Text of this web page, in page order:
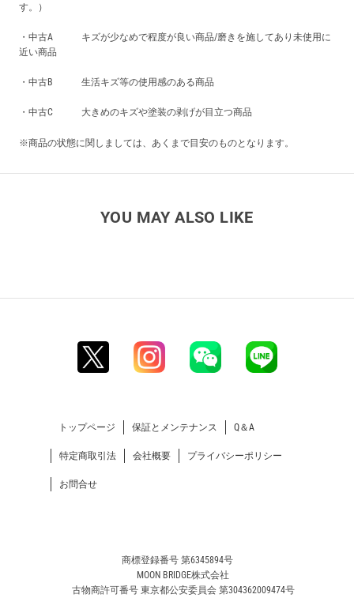
す。）
・中古A キズが少なめで程度が良い商品/磨きを施してあり未使用に
近い商品
・中古B 生活キズ等の使用感のある商品
・中古C 大きめのキズや塗装の剥げが目立つ商品
※商品の状態に関しましては、あくまで目安のものとなります。
YOU MAY ALSO LIKE
トップページ 保証とメンテナンス Q＆A
特定商取引法 会社概要 プライバシーポリシー
お問合せ
商標登録番号 第6345894号
MOON BRIDGE株式会社
古物商許可番号 東京都公安委員会 第304362009474号